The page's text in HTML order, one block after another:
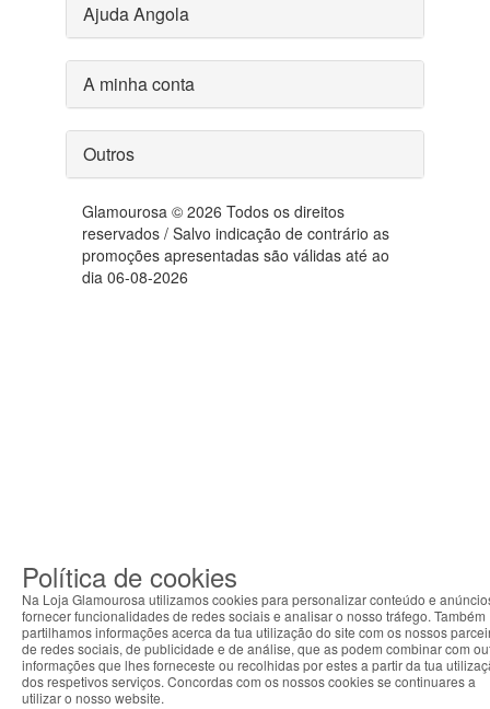
Ajuda Angola
A minha conta
Outros
Glamourosa © 2026 Todos os direitos
reservados / Salvo indicação de contrário as
promoções apresentadas são válidas até ao
dia 06-08-2026
Política de cookies
Na Loja Glamourosa utilizamos cookies para personalizar conteúdo e
fornecer funcionalidades de redes sociais e analisar o nosso tráfego. Também
partilhamos informações acerca da tua utilização do site com os nossos
de redes sociais, de publicidade e de análise, que as podem combinar com
informações que lhes forneceste ou recolhidas por estes a partir da tua
dos respetivos serviços. Concordas com os nossos cookies se continuares a
utilizar o nosso website.